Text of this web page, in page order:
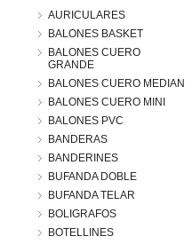
AURICULARES
BALONES BASKET
BALONES CUERO
GRANDE
BALONES CUERO MEDIAN
BALONES CUERO MINI
BALONES PVC
BANDERAS
BANDERINES
BUFANDA DOBLE
BUFANDA TELAR
BOLIGRAFOS
BOTELLINES